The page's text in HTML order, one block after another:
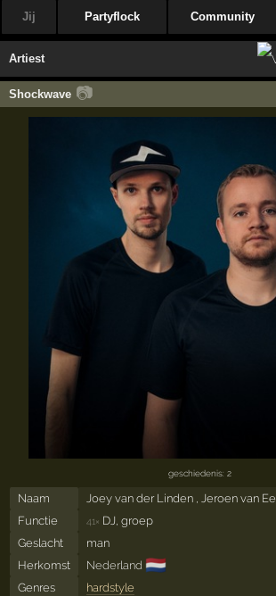
Jij Partyflock Community
Artiest
Shockwave 📷
geschiedenis: 2
Naam
Joey van der Linden , Jeroen van Ee
Functie
41× DJ, groep
Geslacht
man
Herkomst
Nederland 🇳🇱
Genres
hardstyle